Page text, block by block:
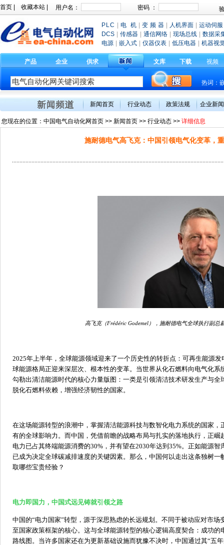
首页 收藏本站
PLC 电 机 变 频 器 人机界面
运动伺服
DCS
传感器 通信网络 现场总线
数据采
电源
嵌入式 仪器仪表 低压电器 机器视
产品 企业 供求 文库 下载 视频
热词：
新闻首页 行业动态 政策法规 企业新闻
您现在的位置： 中国电气自动化网首页 >> 新闻首页 >> 行业动态 >> 详细信息
施耐德电气高飞克：中国引领电气化变革，
高飞克（Frédéric Godemel），施耐德电气全球执行副总
2025年上半年，全球能源领域迎来了一个历史性的转折点：可再生能源发
球能源格局正迎来深层次、根本性的变革。 当世界从化石燃料向电气化系
勾勒出清洁能源时代的核心力量版图：一类是引领清洁技术研发生产与全
脱化石燃料依赖，增强经济韧性的国家。
在这场能源转型的浪潮中，掌握清洁能源科技与数智化电力系统的国家，
有的全球影响力。而中国， 凭借前瞻的战略布局与扎实的落地执行， 正崛
电力已占其终端能源消费的30% ，并有望在2030年达到 35%。正如能源智
已成为决定全球碳减排速度的关键因素。 那么，中国何以走出这条独树一
取哪些宝贵经验？
电力即国力，中国式远见铸就引领之路
中国的“电力国家”转型，源于深思熟虑的长远规划。不同于被动应对市
至国家政策框架的核心。 这与全球能源转型的核心逻辑高度契合：成功
路线图。当许多国家还在为更新基础设施而犹豫不决时，中国通过其“五